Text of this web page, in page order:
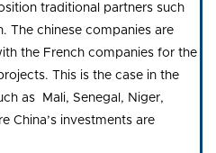
traditional partners such
The chinese companies are
the French companies for the
This is the case in the
as Mali, Senegal, Niger,
China’s investments are